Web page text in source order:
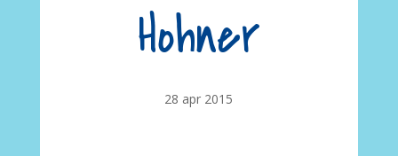
Hohner
28 apr 2015